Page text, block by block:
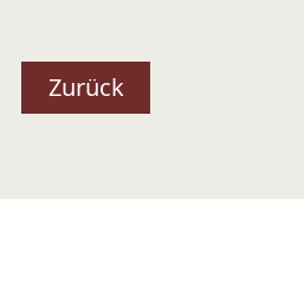
Zurück